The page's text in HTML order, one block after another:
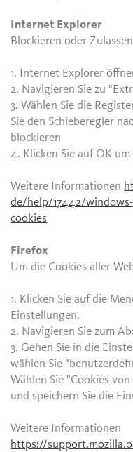
Internet Explorer
Blockieren oder
1. Internet Explorer
2. Navigieren Sie zu
3. Wählen Sie die
Sie den Schieberegler
blockieren
4. Klicken Sie auf OK
Weitere Informationen
de/help/17442/
cookies
Firefox
Um die Cookies aller
1. Klicken Sie auf die
Einstellungen.
2. Navigieren Sie zum
3. Gehen Sie in die
wählen Sie
Wählen Sie "Cookies
und speichern Sie die
Weitere Informationen
https://